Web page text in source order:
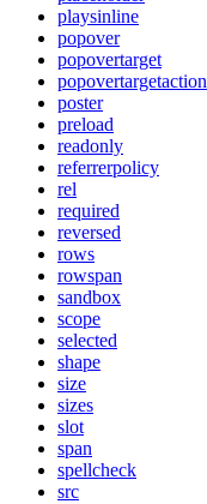
playsinline
popover
popovertarget
popovertargetaction
poster
preload
readonly
referrerpolicy
rel
required
reversed
rows
rowspan
sandbox
scope
selected
shape
size
sizes
slot
span
spellcheck
src